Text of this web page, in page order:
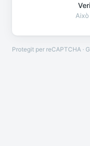
Protegit per reCAPTCHA ·